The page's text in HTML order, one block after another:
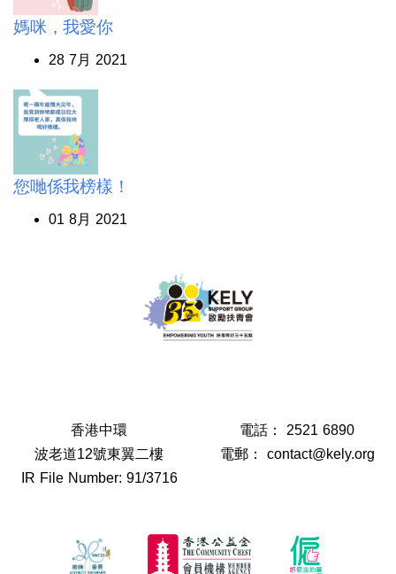
媽咪，我愛你
28 7月 2021
您哋係我榜樣！
01 8月 2021
香港中環
波老道12號東翼二樓
IR File Number: 91/3716
電話： 2521 6890
電郵： contact@kely.org